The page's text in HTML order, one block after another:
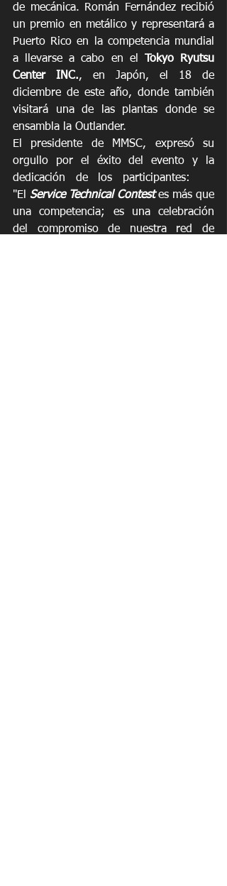
de mecánica. Román Fernández recibió
un premio en metálico y representará a
Puerto Rico en la competencia mundial
a llevarse a cabo en el
Tokyo Ryutsu
Center INC., en Japón, el 18 de
diciembre de este año, donde también
visitará una de las plantas donde se
ensambla la Outlander.
El presidente de MMSC, expresó su
orgullo por el éxito del evento y la
dedicación de los participantes:
"El Service Technical Contest es más que
una competencia; es una celebración
del compromiso de nuestra red de